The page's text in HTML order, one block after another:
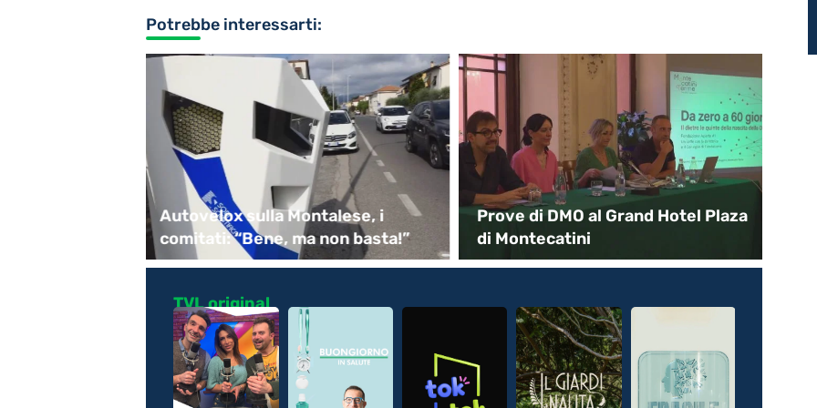
Potrebbe interessarti:
Autovelox sulla Montalese, i
comitati: “Bene, ma non basta!”
Prove di DMO al Grand Hotel Plaza
di Montecatini
TVL original